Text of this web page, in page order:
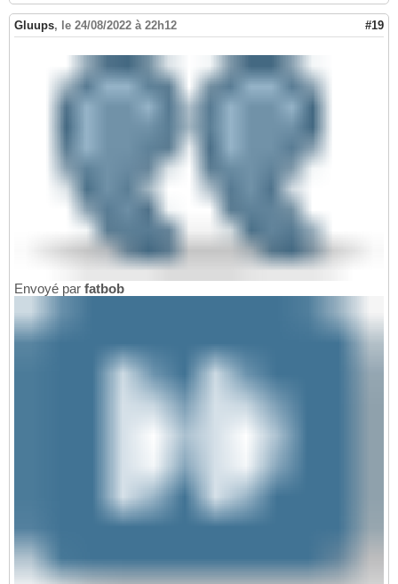
Gluups, le 24/08/2022 à 22h12 #19
Envoyé par fatbob